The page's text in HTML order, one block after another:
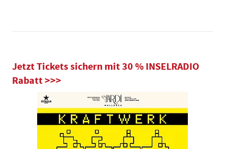
Jetzt Tickets sichern mit 30 % INSELRADIO
Rabatt >>>